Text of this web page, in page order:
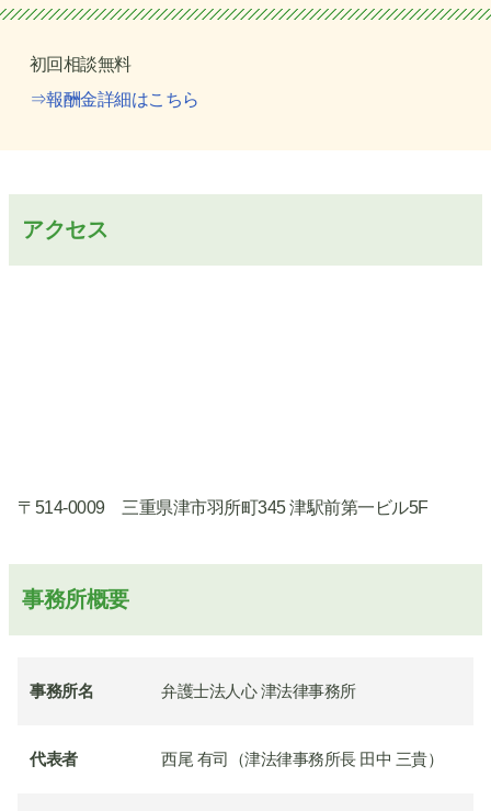
初回相談無料
⇒報酬金詳細はこちら
アクセス
〒514-0009 三重県津市羽所町345 津駅前第一ビル5F
事務所概要
事務所名 弁護士法人心 津法律事務所
代表者 西尾 有司（津法律事務所長 田中 三貴）